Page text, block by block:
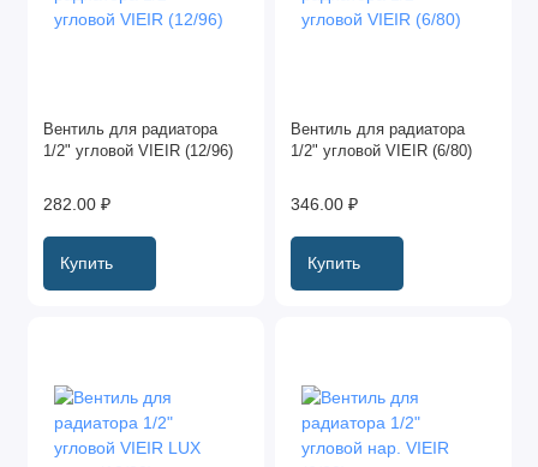
Вентиль для радиатора
1/2" угловой VIEIR (12/96)
282.00 ₽
Купить
Вентиль для радиатора
1/2" угловой VIEIR (6/80)
346.00 ₽
Купить